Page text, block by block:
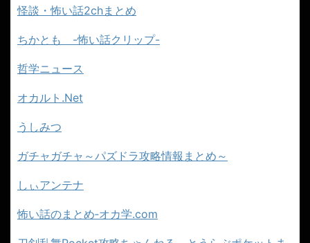
怪談・怖い話2chまとめ
ちかとも -怖い話クリップ-
哲学ニュース
オカルト.Net
うしみつ
ガチャガチャ～パズドラ攻略情報まとめ～
しぃアンテナ
怖い話のまとめ‐オカ学.com